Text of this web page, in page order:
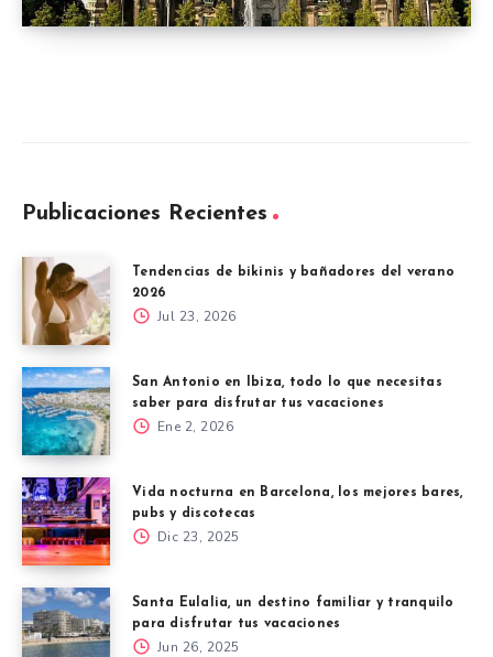
Publicaciones Recientes
Tendencias de bikinis y bañadores del verano
2026
Jul 23, 2026
San Antonio en Ibiza, todo lo que necesitas
saber para disfrutar tus vacaciones
Ene 2, 2026
Vida nocturna en Barcelona, los mejores bares,
pubs y discotecas
Dic 23, 2025
Santa Eulalia, un destino familiar y tranquilo
para disfrutar tus vacaciones
Jun 26, 2025